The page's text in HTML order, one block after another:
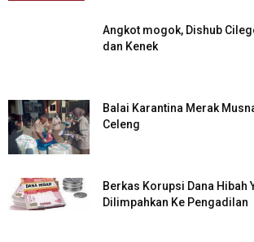
Angkot mogok, Dishub
dan Kenek
Balai Karantina Merak
Celeng
Berkas Korupsi Dana Hibah
Dilimpahkan Ke Pengadilan